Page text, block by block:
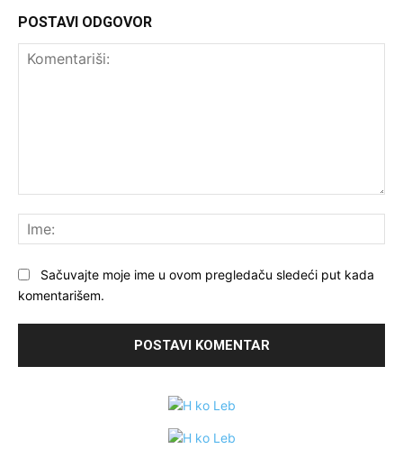
POSTAVI ODGOVOR
Sačuvajte moje ime u ovom pregledaču sledeći put kada
komentarišem.